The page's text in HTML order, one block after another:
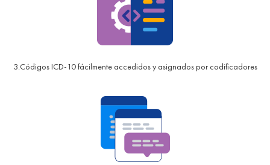
3.Códigos ICD-10 fácilmente accedidos y asignados por codificadores